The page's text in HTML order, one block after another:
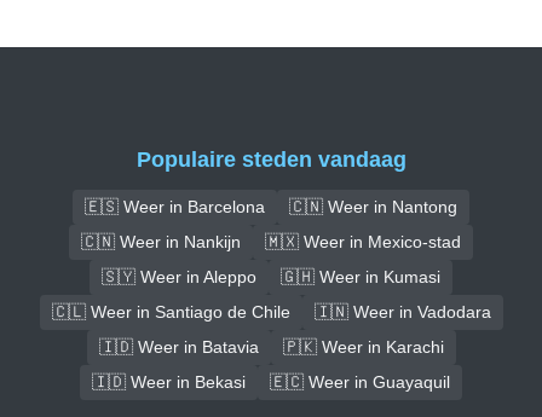
Populaire steden vandaag
🇪🇸 Weer in Barcelona
🇨🇳 Weer in Nantong
🇨🇳 Weer in Nankijn
🇲🇽 Weer in Mexico-stad
🇸🇾 Weer in Aleppo
🇬🇭 Weer in Kumasi
🇨🇱 Weer in Santiago de Chile
🇮🇳 Weer in Vadodara
🇮🇩 Weer in Batavia
🇵🇰 Weer in Karachi
🇮🇩 Weer in Bekasi
🇪🇨 Weer in Guayaquil